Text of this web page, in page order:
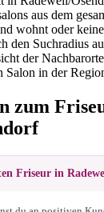
aus dem
wohnt oder
den Suchradius
der
Salon in der
zum
Friseur in